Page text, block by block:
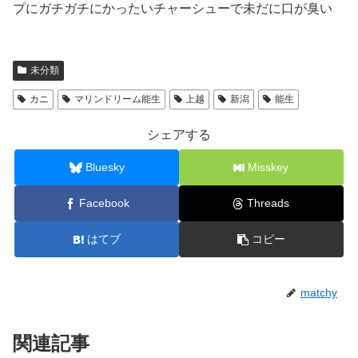
プにガチガチにかったいチャーシューで未だに口が臭い
未分類
カニ マリンドリーム能生 上越 新潟 能生
シェアする
Bluesky Misskey
Facebook Threads
はてブ コピー
matchy
関連記事